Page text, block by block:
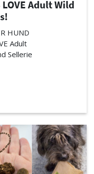
Adult Wild
HUND
Adult
Sellerie